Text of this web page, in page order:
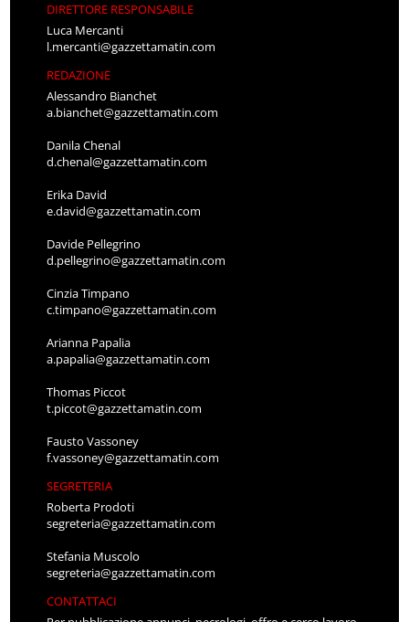
DIRETTORE RESPONSABILE
Luca Mercanti
l.mercanti@gazzettamatin.com
REDAZIONE
Alessandro Bianchet
a.bianchet@gazzettamatin.com
Danila Chenal
d.chenal@gazzettamatin.com
Erika David
e.david@gazzettamatin.com
Davide Pellegrino
d.pellegrino@gazzettamatin.com
Cinzia Timpano
c.timpano@gazzettamatin.com
Arianna Papalia
a.papalia@gazzettamatin.com
Thomas Piccot
t.piccot@gazzettamatin.com
Fausto Vassoney
f.vassoney@gazzettamatin.com
SEGRETERIA
Roberta Prodoti
segreteria@gazzettamatin.com
Stefania Muscolo
segreteria@gazzettamatin.com
CONTATTACI